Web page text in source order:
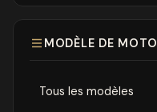
MODÈLE DE MOTO
Tous les modèles